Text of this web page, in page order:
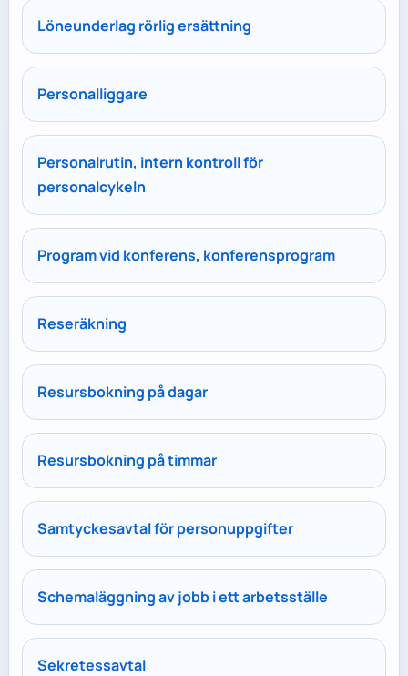
Löneunderlag rörlig ersättning
Personalliggare
Personalrutin, intern kontroll för
personalcykeln
Program vid konferens, konferensprogram
Reseräkning
Resursbokning på dagar
Resursbokning på timmar
Samtyckesavtal för personuppgifter
Schemaläggning av jobb i ett arbetsställe
Sekretessavtal